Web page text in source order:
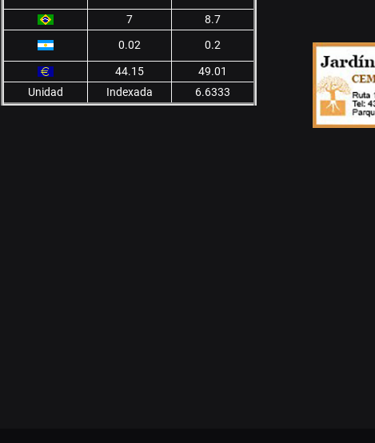
7
8.7
0.02
0.2
44.15
49.01
Unidad
Indexada 6.6333